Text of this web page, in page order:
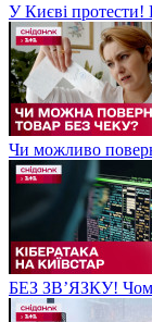
У Києві
Чи можливо
БЕЗ ЗВʼЯЗКУ!